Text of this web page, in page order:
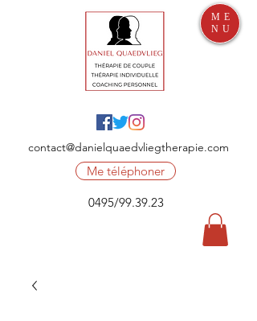
contact@danielquaedvliegtherapie.com
Me téléphoner
0495/99.39.23
ME
NU